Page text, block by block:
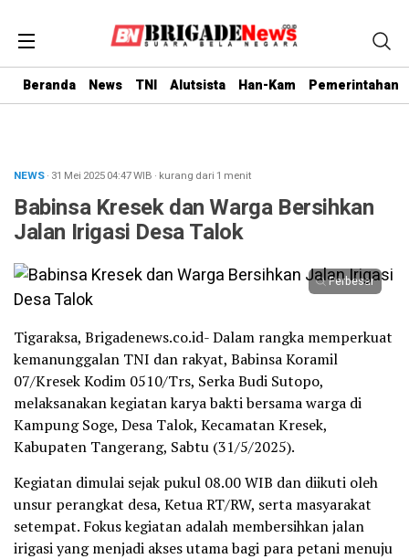
Beranda News TNI Alutsista Han-Kam Pemerintahan
NEWS· 31 Mei 202504:47WIB · kurang dari 1 menit
Babinsa Kresek dan Warga Bersihkan
Jalan Irigasi Desa Talok
Perbesar
Tigaraksa, Brigadenews.co.id- Dalam rangka memperkuat
kemanunggalan TNI dan rakyat, Babinsa Koramil
07/Kresek Kodim 0510/Trs, Serka Budi Sutopo,
melaksanakan kegiatan karya bakti bersama warga di
Kampung Soge, Desa Talok, Kecamatan Kresek,
Kabupaten Tangerang, Sabtu (31/5/2025).
Kegiatan dimulai sejak pukul 08.00 WIB dan diikuti oleh
unsur perangkat desa, Ketua RT/RW, serta masyarakat
setempat. Fokus kegiatan adalah membersihkan jalan
irigasi yang menjadi akses utama bagi para petani menuju